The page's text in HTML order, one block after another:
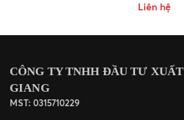
Liên hệ
CÔNG TY TNHH ĐẦU TƯ
GIANG
MST: 0315710229